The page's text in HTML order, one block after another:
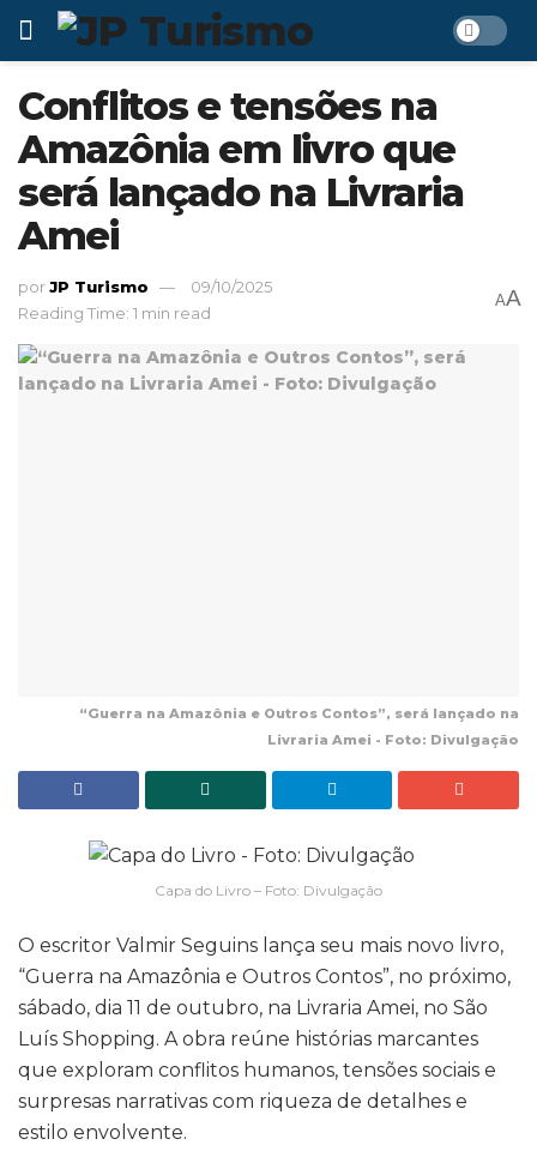
Conflitos e tensões na
Amazônia em livro que
será lançado na Livraria
Amei
porJP Turismo
09/10/2025
Reading Time: 1 min read
AA
“Guerra na Amazônia e Outros Contos”, será lançado na
Livraria Amei - Foto: Divulgação
Capa do Livro – Foto: Divulgação
O escritor Valmir Seguins lança seu mais novo livro,
“Guerra na Amazônia e Outros Contos”, no próximo,
sábado, dia 11 de outubro, na Livraria Amei, no São
Luís Shopping. A obra reúne histórias marcantes
que exploram conflitos humanos, tensões sociais e
surpresas narrativas com riqueza de detalhes e
estilo envolvente.